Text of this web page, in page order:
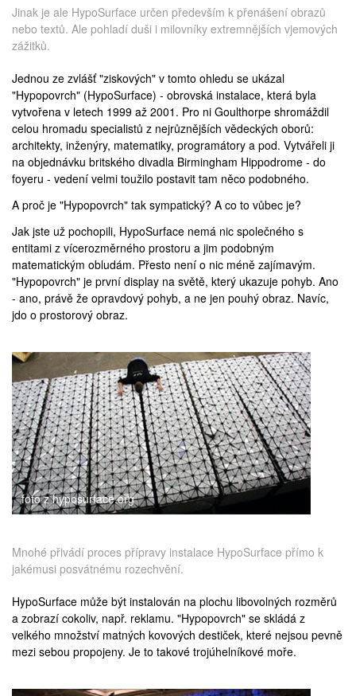
Jinak je ale HypoSurface určen především k přenášení obrazů
nebo textů. Ale pohladí duši i milovníky extremnějších vjemových
zážitků.
Jednou ze zvlášť "ziskových" v tomto ohledu se ukázal
"Hypopovrch" (HypoSurface) - obrovská instalace, která byla
vytvořena v letech 1999 až 2001. Pro ni Goulthorpe shromáždil
celou hromadu specialistů z nejrůznějších vědeckých oborů:
architekty, inženýry, matematiky, programátory a pod. Vytvářeli ji
na objednávku britského divadla Birmingham Hippodrome - do
foyeru - vedení velmi toužilo postavit tam něco podobného.
A proč je "Hypopovrch" tak sympatický? A co to vůbec je?
Jak jste už pochopili, HypoSurface nemá nic společného s
entitami z vícerozměrného prostoru a jim podobným
matematickým obludám. Přesto není o nic méně zajímavým.
"Hypopovrch" je první display na světě, který ukazuje pohyb. Ano
- ano, právě že opravdový pohyb, a ne jen pouhý obraz. Navíc,
jdo o prostorový obraz.
foto z hyposurface.org
Mnohé přivádí proces přípravy instalace HypoSurface přímo k
jakémusi posvátnému rozechvění.
HypoSurface může být instalován na plochu libovolných rozměrů
a zobrazí cokoliv, např. reklamu. "Hypopovrch" se skládá z
velkého množství matných kovových destiček, které nejsou pevně
mezi sebou propojeny. Je to takové trojúhelníkové moře.